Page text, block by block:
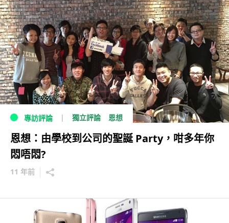
專訪評論 獨立評論 恩想
恩想：由學校到公司的聖誕 Party，咁多年你
悶唔悶?
11 年前